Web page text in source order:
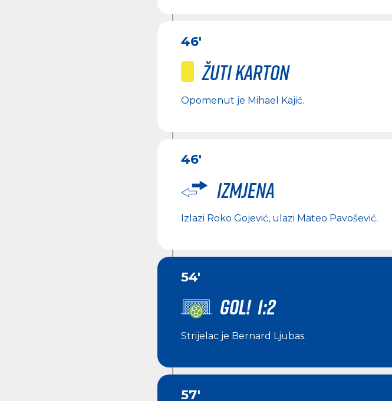
46'
Žuti karton
Opomenut je Mihael Kajić.
46'
Izmjena
Izlazi Roko Gojević, ulazi Mateo Pavošević.
54'
GOL! 1:2
Strijelac je Bernard Ljubas.
57'